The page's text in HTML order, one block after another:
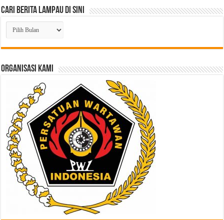
Cari Berita Lampau di Sini
Cari
Berita
Lampau
di
ORGANISASI KAMI